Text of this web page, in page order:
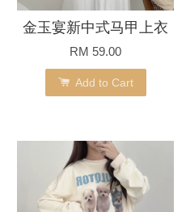
金玉宴新中式马甲上衣
RM 59.00
Add to Cart